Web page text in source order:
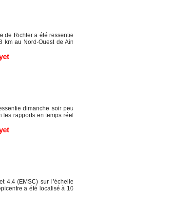
de Richter a été ressentie
km au Nord-Ouest de Ain
dimanche soir peu
rapports en temps réel
4,4 (EMSC) sur l’échelle
a été localisé à 10